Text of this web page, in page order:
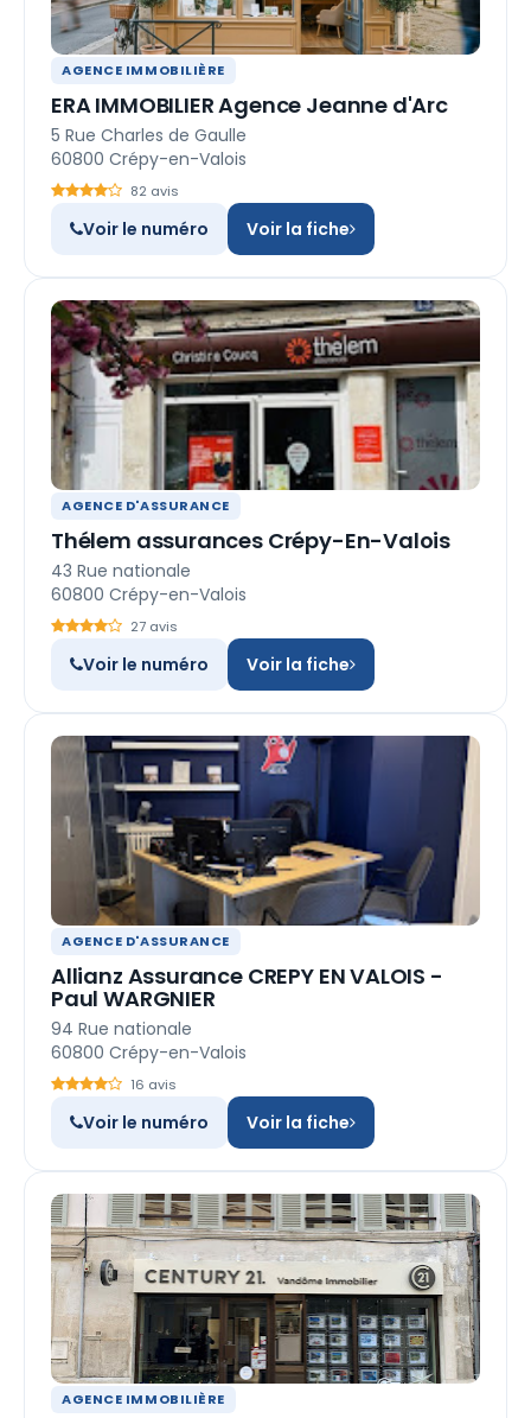
AGENCE IMMOBILIÈRE
ERA IMMOBILIER Agence Jeanne d'Arc
5 Rue Charles de Gaulle
60800 Crépy-en-Valois
82 avis
Voir le numéro Voir la fiche
AGENCE D'ASSURANCE
Thélem assurances Crépy-En-Valois
43 Rue nationale
60800 Crépy-en-Valois
27 avis
Voir le numéro Voir la fiche
AGENCE D'ASSURANCE
Allianz Assurance CREPY EN VALOIS -
Paul WARGNIER
94 Rue nationale
60800 Crépy-en-Valois
16 avis
Voir le numéro Voir la fiche
AGENCE IMMOBILIÈRE